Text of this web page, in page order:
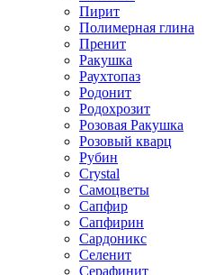
Пирит
Полимерная глина
Пренит
Ракушка
Раухтопаз
Родонит
Родохрозит
Розовая Ракушка
Розовый кварц
Рубин
Сrystal
Самоцветы
Сапфир
Сапфирин
Сардоникс
Селенит
Серафинит